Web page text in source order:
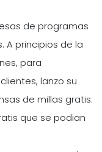
de programas
A principios de la
para
lanzo su
de millas gratis.
que se podian